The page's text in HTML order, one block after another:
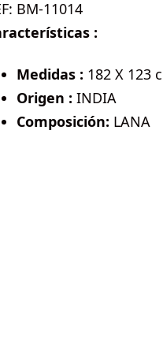
BM-11014
:
Medidas : 182 X 123
Origen : INDIA
Composición: LANA